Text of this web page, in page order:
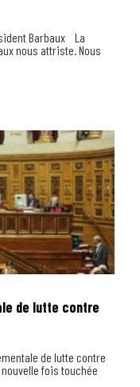
Barbaux La
nous attriste. Nous
de lutte contre
de lutte contre
fois touchée